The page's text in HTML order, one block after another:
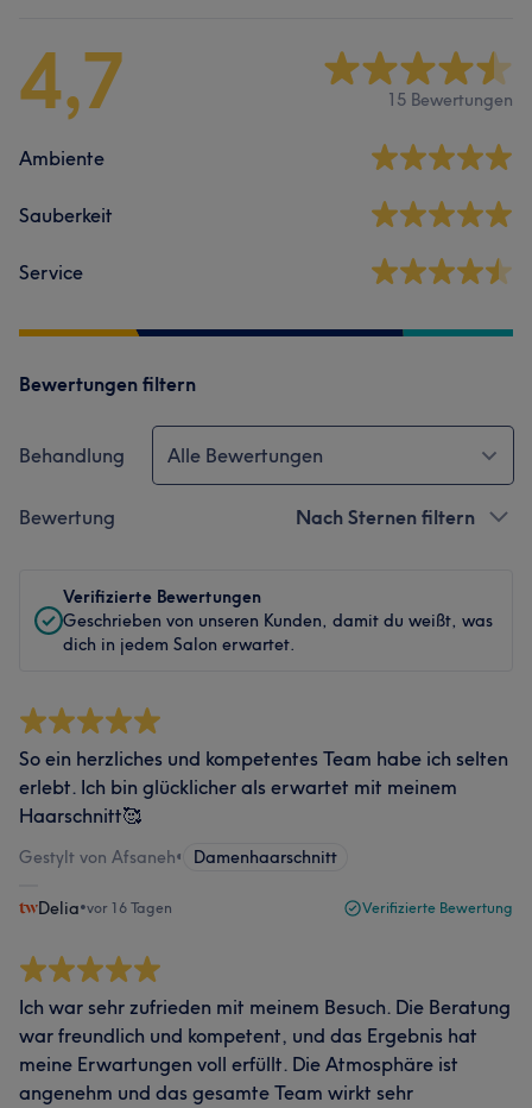
4,7 15 Bewertungen
Ambiente
Sauberkeit
Service
Bewertungen filtern
Behandlung Alle Bewertungen
Bewertung Nach Sternen filtern
Verifizierte Bewertungen
Geschrieben von unseren Kunden, damit du weißt, was
dich in jedem Salon erwartet.
So ein herzliches und kompetentes Team habe ich selten
erlebt. Ich bin glücklicher als erwartet mit meinem
Haarschnitt🥰
Gestylt von Afsaneh• Damenhaarschnitt
Delia•vor 16 Tagen Verifizierte Bewertung
Ich war sehr zufrieden mit meinem Besuch. Die Beratung
war freundlich und kompetent, und das Ergebnis hat
meine Erwartungen voll erfüllt. Die Atmosphäre ist
angenehm und das gesamte Team wirkt sehr